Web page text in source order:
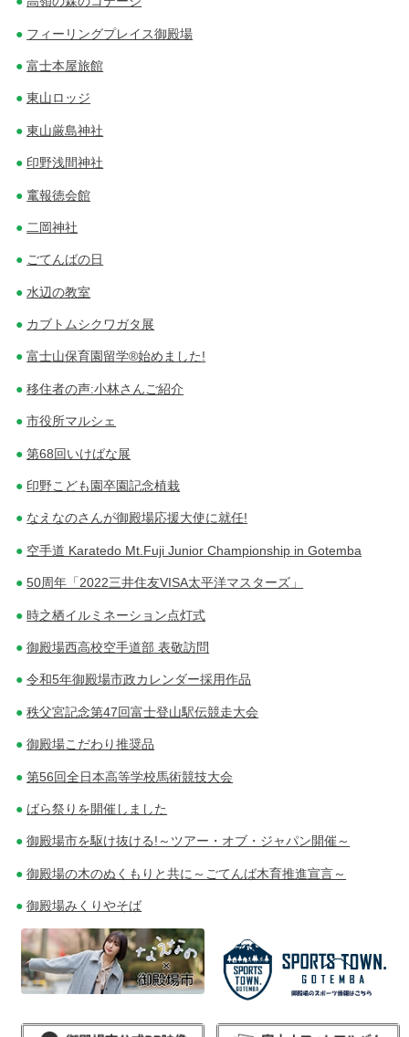
フィーリングプレイス御殿場
富士本屋旅館
東山ロッジ
東山厳島神社
印野浅間神社
竃報徳会館
二岡神社
ごてんばの日
水辺の教室
カブトムシクワガタ展
富士山保育園留学®始めました!
移住者の声:小林さんご紹介
市役所マルシェ
第68回いけばな展
印野こども園卒園記念植栽
なえなのさんが御殿場応援大使に就任!
空手道 Karatedo Mt.Fuji Junior Championship in Gotemba
50周年「2022三井住友VISA太平洋マスターズ」
時之栖イルミネーション点灯式
御殿場西高校空手道部 表敬訪問
令和5年御殿場市政カレンダー採用作品
秩父宮記念第47回富士登山駅伝競走大会
御殿場こだわり推奨品
第56回全日本高等学校馬術競技大会
ばら祭りを開催しました
御殿場市を駆け抜ける!～ツアー・オブ・ジャパン開催～
御殿場の木のぬくもりと共に～ごてんば木育推進宣言～
御殿場みくりやそば